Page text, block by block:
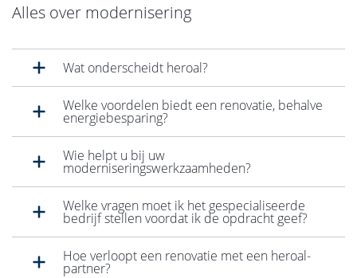
Alles over modernisering
Wat onderscheidt heroal?
Welke voordelen biedt een renovatie, behalve
energiebesparing?
Wie helpt u bij uw
moderniseringswerkzaamheden?
Welke vragen moet ik het gespecialiseerde
bedrijf stellen voordat ik de opdracht geef?
Hoe verloopt een renovatie met een heroal-
partner?